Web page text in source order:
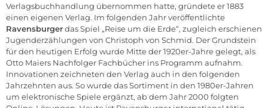
Verlagsbuchhandlung übernommen hatte, gründete er 1883
einen eigenen Verlag. Im folgenden Jahr veröffentlichte
Ravensburgerdas Spiel „Reise um die Erde“, zugleich erschienen
Jugenderzählungen von Christoph von Schmid. Der Grundstein
für den heutigen Erfolg wurde Mitte der 1920er-Jahre gelegt, als
Otto Maiers Nachfolger Fachbücher ins Programm aufnahm.
Innovationen zeichneten den Verlag auch in den folgenden
Jahrzehnten aus. So wurde das Sortiment in den 1980er-Jahren
um elektronische Spiele ergänzt, ab dem Jahr 2000 folgten